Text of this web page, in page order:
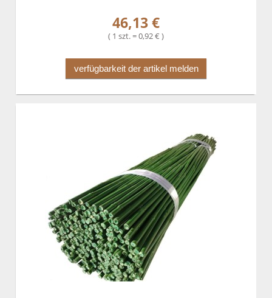
46,13 €
( 1 szt. = 0,92 € )
verfügbarkeit der artikel melden